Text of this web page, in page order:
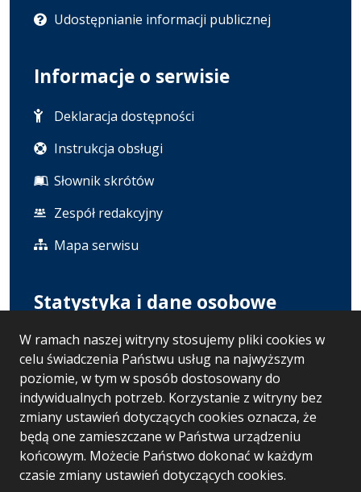
W ramach naszej witryny stosujemy pliki cookies w
celu świadczenia Państwu usług na najwyższym
poziomie, w tym w sposób dostosowany do
indywidualnych potrzeb. Korzystanie z witryny bez
zmiany ustawień dotyczących cookies oznacza, że
będą one zamieszczane w Państwa urządzeniu
końcowym. Możecie Państwo dokonać w każdym
czasie zmiany ustawień dotyczących cookies.
Udostępnianie informacji publicznej
Informacje o serwisie
Deklaracja dostępności
Instrukcja obsługi
Słownik skrótów
Zespół redakcyjny
Mapa serwisu
Statystyka i dane osobowe
Statystyki oglądalności
Polityka prywatności
RODO
Wersja systemu: 5.7.0 [121]